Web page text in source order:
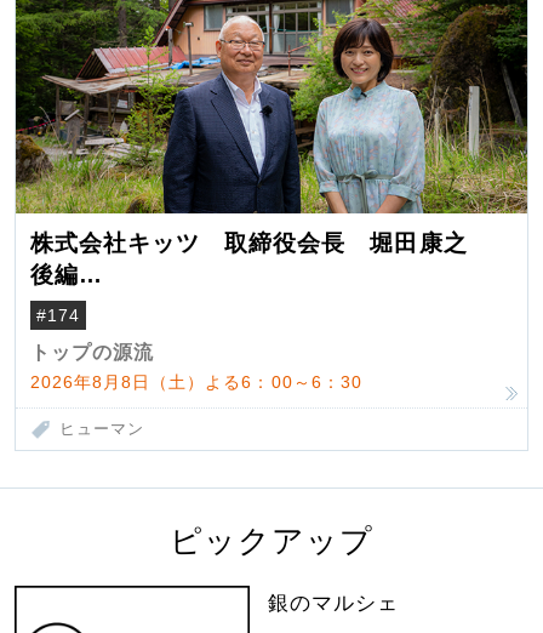
株式会社キッツ 取締役会長 堀田康之
後編
米国駐在でも浮かんだ八ヶ岳 山小屋を営
んだ父母
#174
トップの源流
2026年8月8日（土）よる6：00～6：30
ヒューマン
ピックアップ
銀のマルシェ